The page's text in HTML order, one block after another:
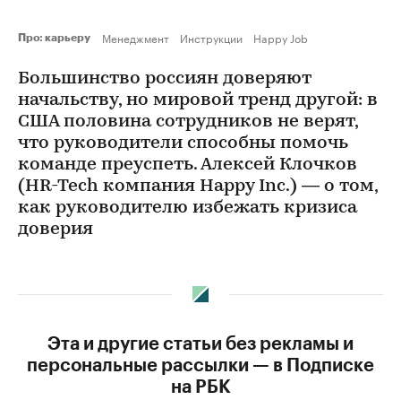
Про: карьеру Менеджмент Инструкции Happy Job
Большинство россиян доверяют
начальству, но мировой тренд другой: в
США половина сотрудников не верят,
что руководители способны помочь
команде преуспеть. Алексей Клочков
(HR-Tech компания Happy Inc.) — о том,
как руководителю избежать кризиса
доверия
Эта и другие статьи без рекламы и
персональные рассылки — в Подписке
на РБК